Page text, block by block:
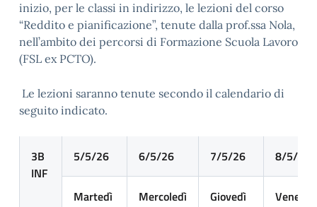
inizio, per le classi in indirizzo, le lezioni del corso
“Reddito e pianificazione”, tenute dalla prof.ssa Nola,
nell’ambito dei percorsi di Formazione Scuola Lavoro
(FSL ex PCTO).
Le lezioni saranno tenute secondo il calendario di
seguito indicato.
3B
INF
5/5/26 6/5/26 7/5/26 8/5/26
Martedì Mercoledì Giovedì Venerdì